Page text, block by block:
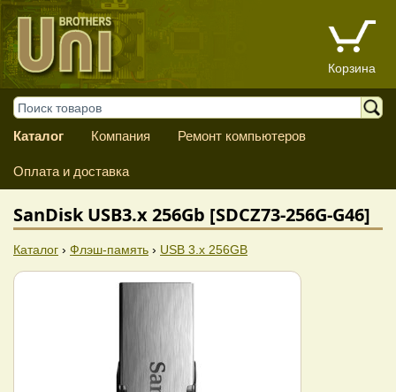
Корзина
Каталог Компания Ремонт компьютеров
Оплата и доставка
SanDisk USB3.x 256Gb [SDCZ73-256G-G46]
Каталог › Флэш-память › USB 3.x 256GB